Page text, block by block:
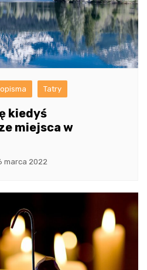
Tatry
kiedyś
miejsca w
marca 2022